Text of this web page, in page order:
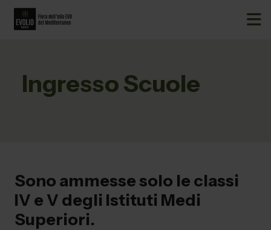
Ingresso Scuole
Sono ammesse solo le classi
IV e V degli Istituti Medi
Superiori.